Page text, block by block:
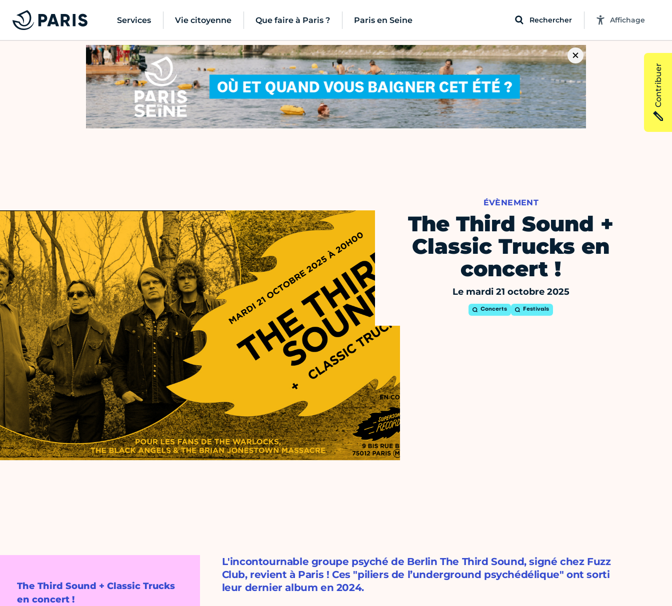
Services Vie citoyenne Que faire à Paris ? Paris en Seine Rechercher Affichage
ÉVÈNEMENT
The Third Sound +
Classic Trucks en
concert !
Le mardi 21 octobre 2025
Concerts Festivals
The Third Sound + Classic Trucks
en concert !
L'incontournable groupe psyché de Berlin The Third Sound, signé chez Fuzz
Club, revient à Paris ! Ces "piliers de l’underground psychédélique" ont sorti
leur dernier album en 2024.
Contribuer